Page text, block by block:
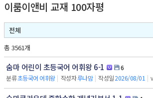
이룸이앤비 교재 100자평
총 3561개
숨마 어린이 초등국어 어휘왕 6-1
6
분류초등국어 어휘왕 | 작성자루나맘 | 작성일2026/08/01 |